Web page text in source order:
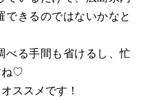
できるのではないかなと
べる手間も省けるし、忙
ね♡
ススメです！